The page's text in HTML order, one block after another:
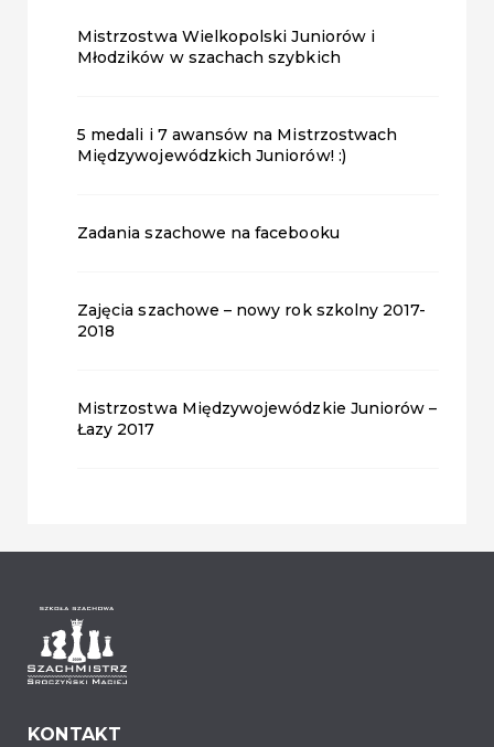
Mistrzostwa Wielkopolski Juniorów i
Młodzików w szachach szybkich
5 medali i 7 awansów na Mistrzostwach
Międzywojewódzkich Juniorów! :)
Zadania szachowe na facebooku
Zajęcia szachowe – nowy rok szkolny 2017-
2018
Mistrzostwa Międzywojewódzkie Juniorów –
Łazy 2017
KONTAKT